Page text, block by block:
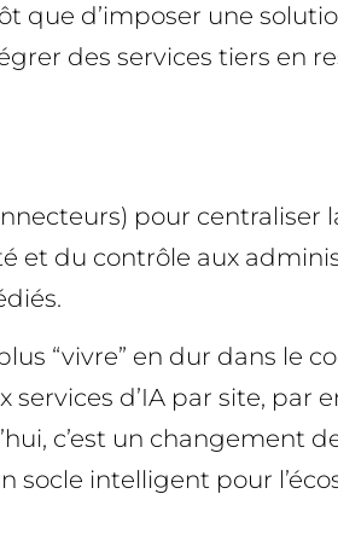
que d’imposer une
des services tiers en
pour centraliser
et du contrôle aux
“vivre” en dur dans le
services d’IA par site, par
c’est un changement
socle intelligent pour